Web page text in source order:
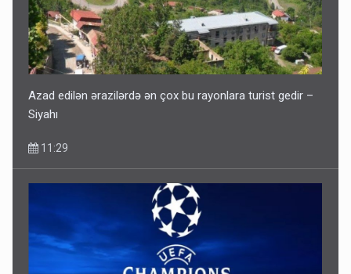
Azad edilən ərazilərdə ən çox bu rayonlara turist gedir –
Siyahı
11:29